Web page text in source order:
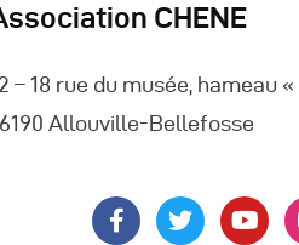
CHENE
– 18 rue du musée, hameau
Allouville-Bellefosse